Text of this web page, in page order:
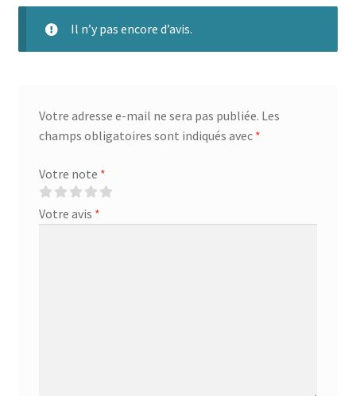
Il n’y pas encore d’avis.
Votre adresse e-mail ne sera pas publiée. Les
champs obligatoires sont indiqués avec *
Votre note *
Votre avis *